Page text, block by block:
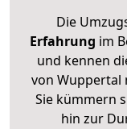
Die
Erfahrung im
und kennen
von Wuppertal
Sie kümmern
hin zur